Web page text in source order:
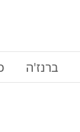
ברנז'ה